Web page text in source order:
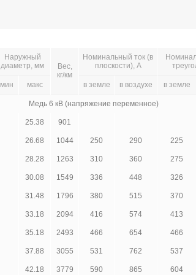
Наружный
диаметр, мм
Вес,
кг/км
Номинальный ток (в
плоскости), А
мин макс в земле в воздухе в земле
Медь 6 кВ (напряжение переменное)
25.38 901
26.68 1044 250 290 225
28.28 1263 310 360 275
30.08 1549 336 448 326
31.48 1796 380 515 370
33.18 2094 416 574 413
35.18 2493 466 654 466
37.88 3055 531 762 537
42.18 3779 590 865 604